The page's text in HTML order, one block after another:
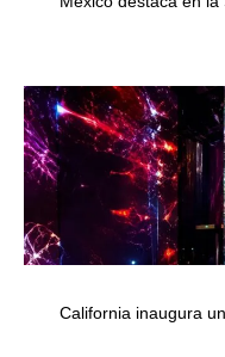
California inaugura